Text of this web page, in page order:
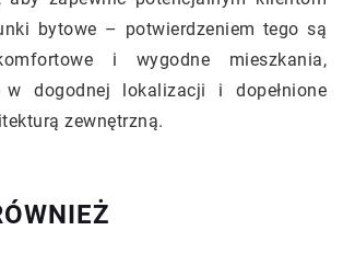
bytowe – potwierdzeniem tego są
i wygodne mieszkania,
dogodnej lokalizacji i dopełnione
zewnętrzną.